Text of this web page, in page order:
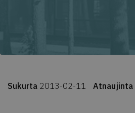
Sukurta 2013-02-11 Atnaujinta